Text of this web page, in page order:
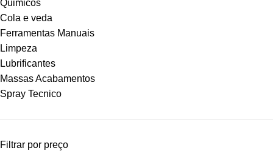
Quimicos
Cola e veda
Ferramentas Manuais
Limpeza
Lubrificantes
Massas Acabamentos
Spray Tecnico
Filtrar por preço